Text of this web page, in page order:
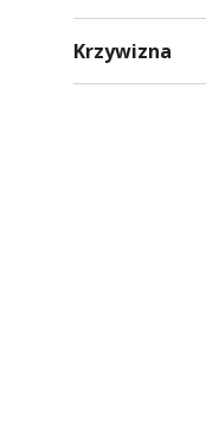
Krzywizna